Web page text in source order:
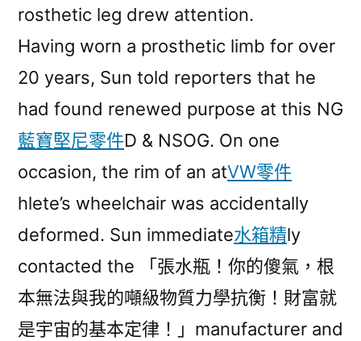
rosthetic leg drew attention.
Having worn a prosthetic limb for over
20 years, Sun told reporters that he
had found renewed purpose at this NG
藍寶堅尼零件D & NSOG. On one
occasion, the rim of an atVW零件
hlete’s wheelchair was accidentally
deformed. Sun immediate水箱精ly
contacted the 「張水瓶！你的傻氣，根
本無法與我的噸級物質力學抗衡！財富就
是宇宙的基本定律！」manufacturer and